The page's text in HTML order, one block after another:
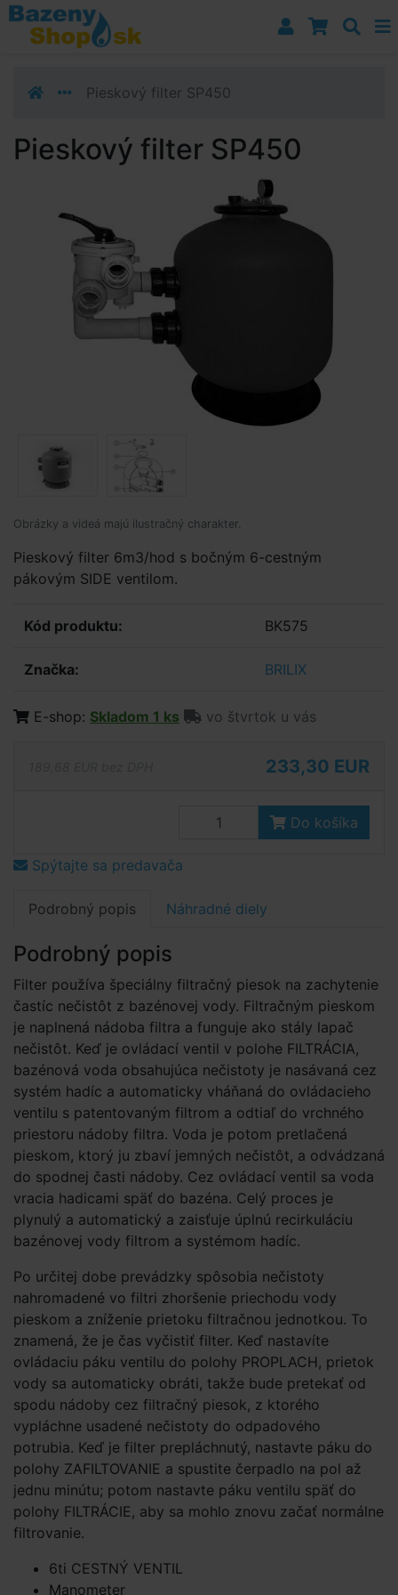
Prejsť k navigácii
Prejsť na obsah
Prejsť k bočnému stĺpci
Pieskový filter SP450
Pieskový filter SP450
Obrázky a videá majú ilustračný charakter.
Pieskový filter 6m3/hod s bočným 6-cestným
pákovým SIDE ventilom.
Kód produktu: BK575
Značka: BRILIX
E-shop: Skladom 1 ks vo štvrtok u vás
233,30 EUR
Do košíka
Spýtajte sa predavača
Podrobný popis Náhradné diely
Podrobný popis
Filter používa špeciálny filtračný piesok na zachytenie
častíc nečistôt z bazénovej vody. Filtračným pieskom
je naplnená nádoba filtra a funguje ako stály lapač
nečistôt. Keď je ovládací ventil v polohe FILTRÁCIA,
bazénová voda obsahujúca nečistoty je nasávaná cez
systém hadíc a automaticky vháňaná do ovládacieho
ventilu s patentovaným filtrom a odtiaľ do vrchného
priestoru nádoby filtra. Voda je potom pretlačená
pieskom, ktorý ju zbaví jemných nečistôt, a odvádzaná
do spodnej časti nádoby. Cez ovládací ventil sa voda
vracia hadicami späť do bazéna. Celý proces je
plynulý a automatický a zaisťuje úplnú recirkuláciu
bazénovej vody filtrom a systémom hadíc.
Po určitej dobe prevádzky spôsobia nečistoty
nahromadené vo filtri zhoršenie priechodu vody
pieskom a zníženie prietoku filtračnou jednotkou. To
znamená, že je čas vyčistiť filter. Keď nastavíte
ovládaciu páku ventilu do polohy PROPLACH, prietok
vody sa automaticky obráti, takže bude pretekať od
spodu nádoby cez filtračný piesok, z ktorého
vypláchne usadené nečistoty do odpadového
potrubia. Keď je filter prepláchnutý, nastavte páku do
polohy ZAFILTOVANIE a spustite čerpadlo na pol až
jednu minútu; potom nastavte páku ventilu späť do
polohy FILTRÁCIE, aby sa mohlo znovu začať normálne
filtrovanie.
6ti CESTNÝ VENTIL
Manometer